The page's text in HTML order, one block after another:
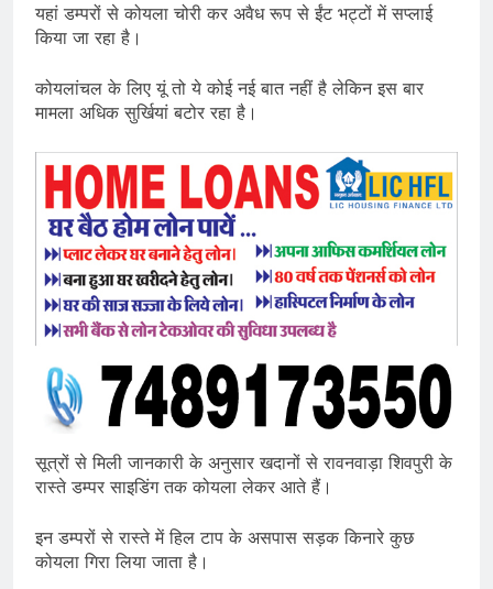
यहां डम्परों से कोयला चोरी कर अवैध रूप से ईंट भट्टों में सप्लाई
किया जा रहा है।
कोयलांचल के लिए यूं तो ये कोई नई बात नहीं है लेकिन इस बार
मामला अधिक सुर्खियां बटोर रहा है।
सूत्रों से मिली जानकारी के अनुसार खदानों से रावनवाड़ा शिवपुरी के
रास्ते डम्पर साइडिंग तक कोयला लेकर आते हैं।
इन डम्परों से रास्ते में हिल टाप के असपास सड़क किनारे कुछ
कोयला गिरा लिया जाता है।